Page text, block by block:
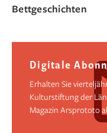
Bettgeschichten
Digitale
Erhalten Sie
Kulturstiftung der
Magazin Arsprototo